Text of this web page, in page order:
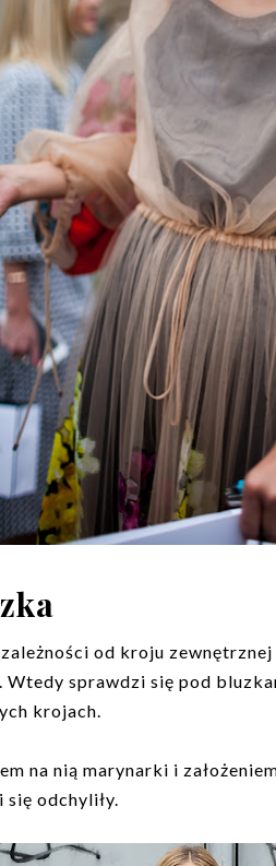
od kroju
sprawdzi się pod
krojach.
na nią marynarki i
odchyliły.